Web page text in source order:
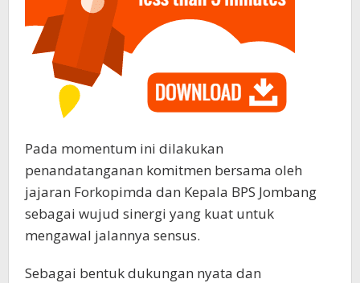
Pada momentum ini dilakukan
penandatanganan komitmen bersama oleh
jajaran Forkopimda dan Kepala BPS Jombang
sebagai wujud sinergi yang kuat untuk
mengawal jalannya sensus.
Sebagai bentuk dukungan nyata dan